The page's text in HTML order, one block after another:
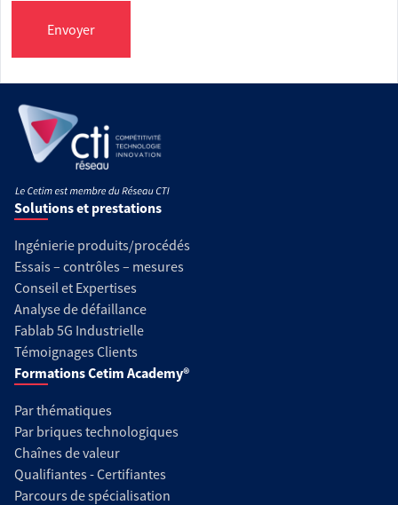
Envoyer
Solutions et prestations
Ingénierie produits/procédés
Essais – contrôles – mesures
Conseil et Expertises
Analyse de défaillance
Fablab 5G Industrielle
Témoignages Clients
Formations Cetim Academy®
Par thématiques
Par briques technologiques
Chaînes de valeur
Qualifiantes - Certifiantes
Parcours de spécialisation